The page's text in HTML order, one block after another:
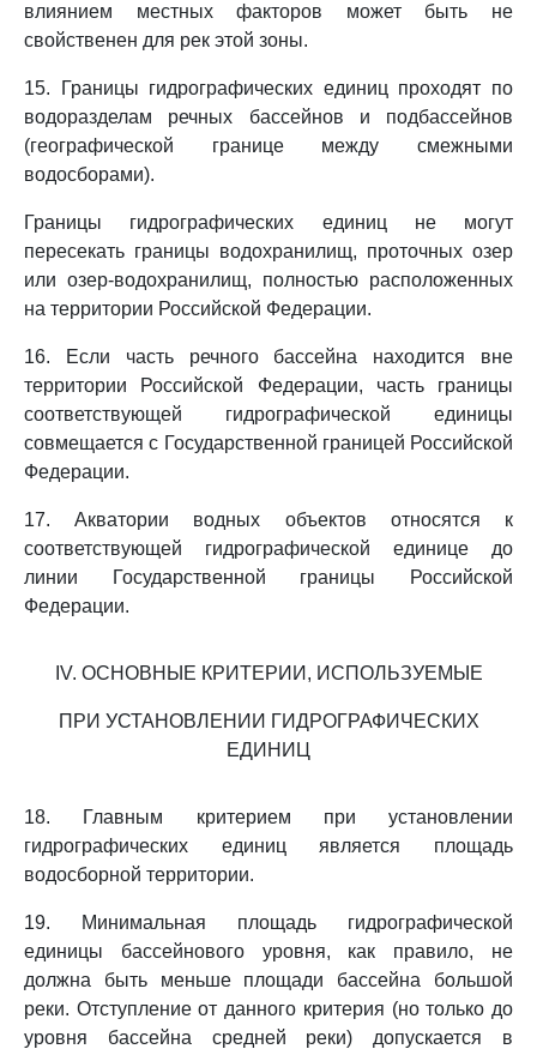
влиянием местных факторов может быть не
свойственен для рек этой зоны.
15. Границы гидрографических единиц проходят по
водоразделам речных бассейнов и подбассейнов
(географической границе между смежными
водосборами).
Границы гидрографических единиц не могут
пересекать границы водохранилищ, проточных озер
или озер-водохранилищ, полностью расположенных
на территории Российской Федерации.
16. Если часть речного бассейна находится вне
территории Российской Федерации, часть границы
соответствующей гидрографической единицы
совмещается с Государственной границей Российской
Федерации.
17. Акватории водных объектов относятся к
соответствующей гидрографической единице до
линии Государственной границы Российской
Федерации.
IV. ОСНОВНЫЕ КРИТЕРИИ, ИСПОЛЬЗУЕМЫЕ
ПРИ УСТАНОВЛЕНИИ ГИДРОГРАФИЧЕСКИХ
ЕДИНИЦ
18. Главным критерием при установлении
гидрографических единиц является площадь
водосборной территории.
19. Минимальная площадь гидрографической
единицы бассейнового уровня, как правило, не
должна быть меньше площади бассейна большой
реки. Отступление от данного критерия (но только до
уровня бассейна средней реки) допускается в